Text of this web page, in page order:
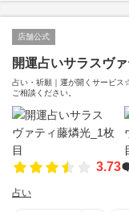
店舗公式
開運占いサラスヴ
占い・祈願｜運が開くサービ
ご相談ください。
3.73
占い